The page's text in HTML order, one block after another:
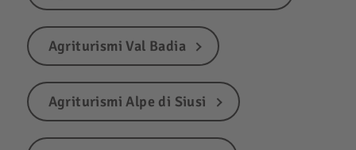
Agriturismi Val Badia
Agriturismi Alpe di Siusi